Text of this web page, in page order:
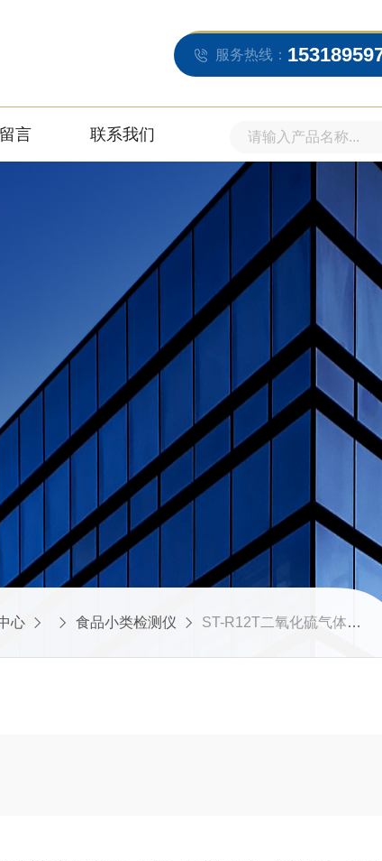
服务热线：
言 联系我们
心 食品小类检测仪 ST-R12T二氧化硫气体检测仪